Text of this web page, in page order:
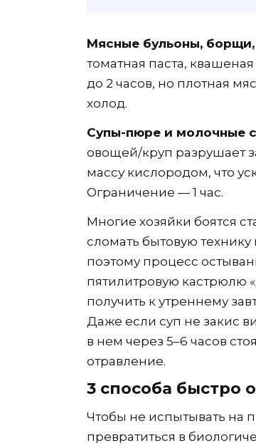
Мясные бульоны,
томатная паста,
до 2 часов, но плотная
холод.
Супы-пюре и молочные
овощей/круп разрушает
массу кислородом, что
Ограничение — 1 час.
Многие хозяйки боятся
сломать бытовую
поэтому процесс
пятилитровую кастрюлю
получить к утреннему
Даже если суп не закис
в нем через 5–6 часов
отравление.
3 способа быстро
Чтобы не испытывать на
превратиться в